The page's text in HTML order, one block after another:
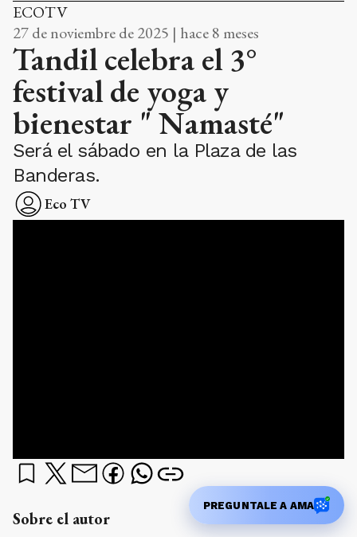
ECOTV
27 de noviembre de 2025 | hace 8 meses
Tandil celebra el 3°
festival de yoga y
bienestar " Namasté"
Será el sábado en la Plaza de las
Banderas.
Eco TV
Sobre el autor
PREGUNTALE A AMA